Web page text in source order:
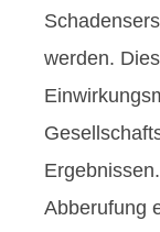
werden.
Abberufung